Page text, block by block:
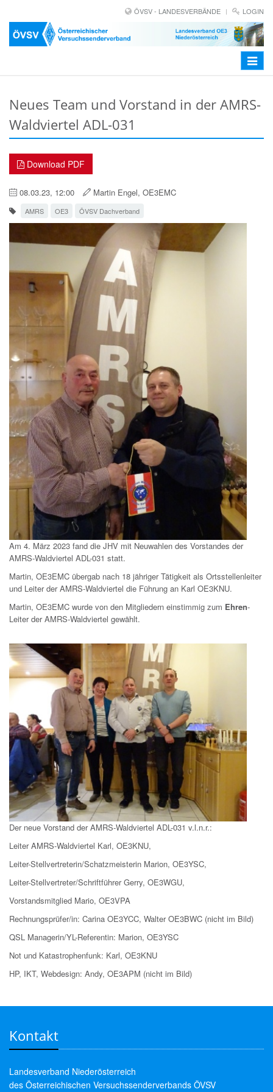
ÖVSV - LANDESVERBÄNDE LOGIN
Toggle
Neues Team und Vorstand in der AMRS-
Waldviertel ADL-031
Download PDF
08.03.23, 12:00 Martin Engel, OE3EMC
AMRS OE3 ÖVSV Dachverband
Am 4. März 2023 fand die JHV mit Neuwahlen des Vorstandes der
AMRS-Waldviertel ADL-031 statt.
Martin, OE3EMC übergab nach 18 jähriger Tätigkeit als Ortsstellenleiter
und Leiter der AMRS-Waldviertel die Führung an Karl OE3KNU.
Martin, OE3EMC wurde von den Mitgliedern einstimmig zum Ehren-
Leiter der AMRS-Waldviertel gewählt.
Der neue Vorstand der AMRS-Waldviertel ADL-031 v.l.n.r.:
Leiter AMRS-Waldviertel Karl, OE3KNU,
Leiter-Stellvertreterin/Schatzmeisterin Marion, OE3YSC,
Leiter-Stellvertreter/Schriftführer Gerry, OE3WGU,
Vorstandsmitglied Mario, OE3VPA
Rechnungsprüfer/in: Carina OE3YCC, Walter OE3BWC (nicht im Bild)
QSL Managerin/YL-Referentin: Marion, OE3YSC
Not und Katastrophenfunk: Karl, OE3KNU
HP, IKT, Webdesign: Andy, OE3APM (nicht im Bild)
Kontakt
Landesverband Niederösterreich
des Österreichischen Versuchssenderverbands ÖVSV